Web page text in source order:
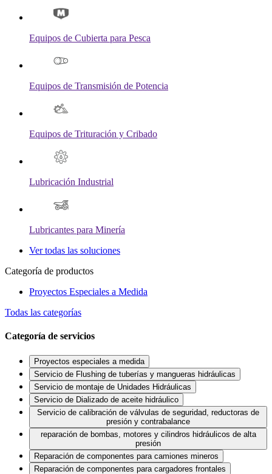
Equipos de Cubierta para Pesca
Equipos de Transmisión de Potencia
Equipos de Trituración y Cribado
Lubricación Industrial
Lubricantes para Minería
Ver todas las soluciones
Categoría de productos
Proyectos Especiales a Medida
Todas las categorías
Categoría de servicios
Proyectos especiales a medida
Servicio de Flushing de tuberías y mangueras hidráulicas
Servicio de montaje de Unidades Hidráulicas
Servicio de Dializado de aceite hidráulico
Servicio de calibración de válvulas de seguridad, reductoras de
presión y contrabalance
reparación de bombas, motores y cilindros hidráulicos de alta
presión
Reparación de componentes para camiones mineros
Reparación de componentes para cargadores frontales